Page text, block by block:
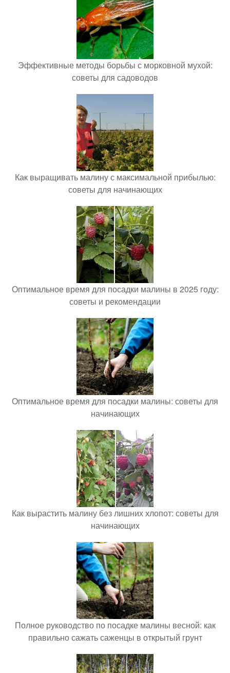
Эффективные методы борьбы с морковной мухой:
советы для садоводов
Как выращивать малину с максимальной прибылью:
советы для начинающих
Оптимальное время для посадки малины в 2025 году:
советы и рекомендации
Оптимальное время для посадки малины: советы для
начинающих
Как вырастить малину без лишних хлопот: советы для
начинающих
Полное руководство по посадке малины весной: как
правильно сажать саженцы в открытый грунт